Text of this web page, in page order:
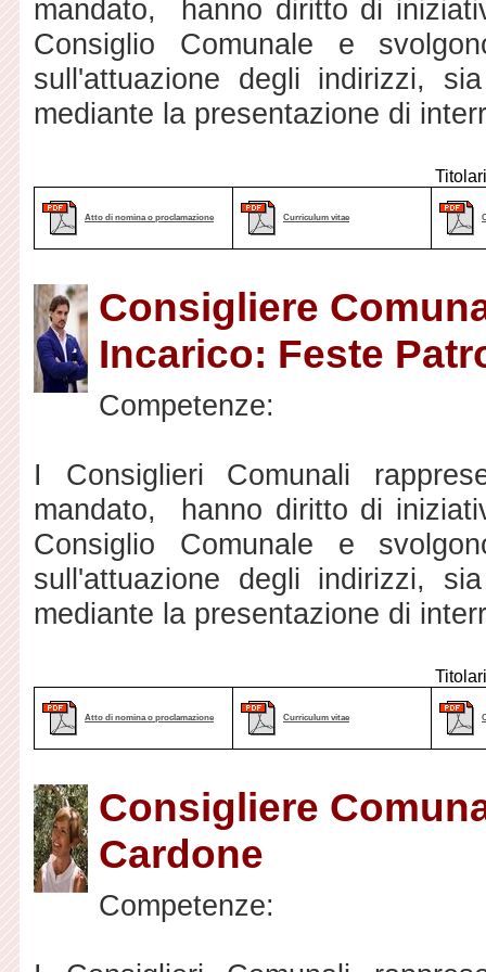
mandato, hanno diritto di
Consiglio Comunale e
sull'attuazione degli indirizzi,
mediante la presentazione di
Atto di nomina o proclamazione Curriculum vitae
Consigliere
Incarico: Feste
Competenze:
I Consiglieri Comunali
mandato, hanno diritto di
Consiglio Comunale e
sull'attuazione degli indirizzi,
mediante la presentazione di
Atto di nomina o proclamazione Curriculum vitae
Consigliere
Cardone
Competenze: